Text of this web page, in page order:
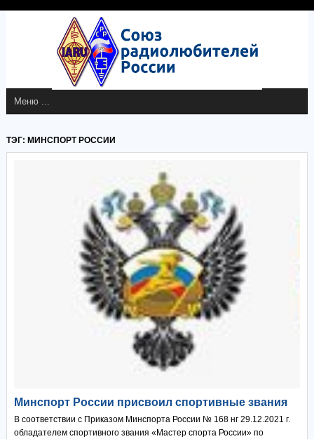
ТЭГ: МИНСПОРТ РОССИИ
Минспорт России присвоил спортивные звания
В соответствии с Приказом Минспорта России № 168 нг 29.12.2021 г.
обладателем спортивного звания «Мастер спорта России» по